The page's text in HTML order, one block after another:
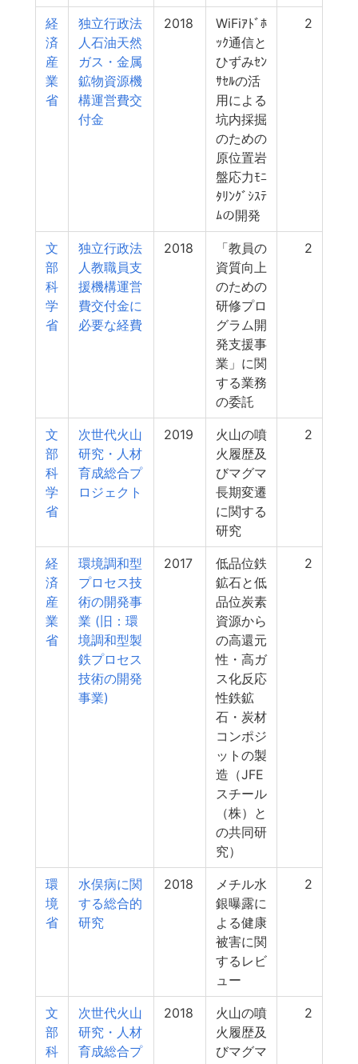
経
済
産
業
省
独立行政法
人石油天然
ガス・金属
鉱物資源機
構運営費交
付金
2018
WiFiｱﾄﾞﾎ
ｯｸ通信と
ひずみｾﾝ
ｻｾﾙの活
用による
坑内採掘
のための
原位置岩
盤応力ﾓﾆ
ﾀﾘﾝｸﾞｼｽﾃ
ﾑの開発
2
文
部
科
学
省
独立行政法
人教職員支
援機構運営
費交付金に
必要な経費
2018
「教員の
資質向上
のための
研修プロ
グラム開
発支援事
業」に関
する業務
の委託
2
文
部
科
学
省
次世代火山
研究・人材
育成総合プ
ロジェクト
2019
火山の噴
火履歴及
びマグマ
長期変遷
に関する
研究
2
経
済
産
業
省
環境調和型
プロセス技
術の開発事
業 (旧：環
境調和型製
鉄プロセス
技術の開発
事業)
2017
低品位鉄
鉱石と低
品位炭素
資源から
の高還元
性・高ガ
ス化反応
性鉄鉱
石・炭材
コンポジ
ットの製
造（JFE
スチール
（株）と
の共同研
究）
2
環
境
省
水俣病に関
する総合的
研究
2018
メチル水
銀曝露に
よる健康
被害に関
するレビ
ュー
2
文
部
科
次世代火山
研究・人材
育成総合プ
2018
火山の噴
火履歴及
びマグマ
2